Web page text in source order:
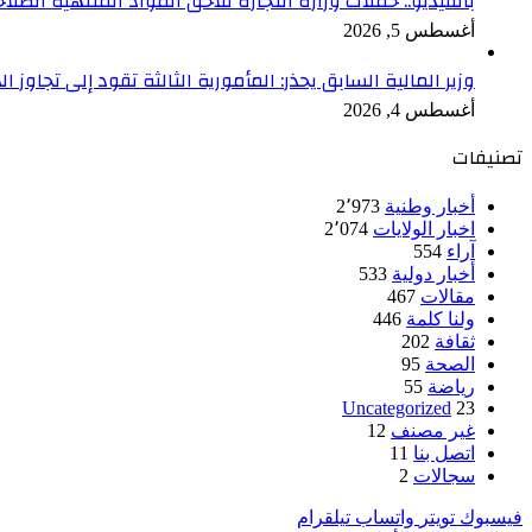
أغسطس 5, 2026
وزير المالية السابق يحذر: المأمورية الثالثة تقود إلى
أغسطس 4, 2026
تصنيفات
أخبار وطنية 2٬973
اخبار الولايات 2٬074
آراء 554
أخبار دولية 533
مقالات 467
ولنا كلمة 446
ثقافة 202
الصحة 95
رياضة 55
Uncategorized 23
غير مصنف 12
اتصل بنا 11
سجالات 2
فيسبوك تويتر واتساب تيلقرام